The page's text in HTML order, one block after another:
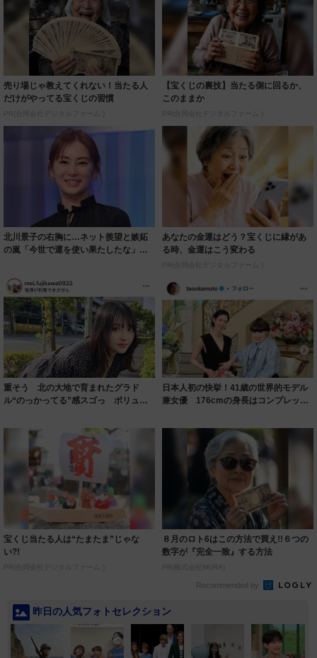
売り場じゃ教えてくれない！当たる人
だけがやってる宝くじの習慣
PR(合同会社デジタルファーム )
【宝くじの裏技】当たる側に回るか、
このままか
PR(合同会社デジタルファーム )
北川景子の右胸に…ネット羨望と嫉妬
の嵐「今世で運を使い果たしたな」
あなたの金運はどう？宝くじに縁があ
る時、金運はこう変わる
PR(合同会社デジタルファーム )
重そう 北の大地で育まれたグラド
ル“のっかってる”感スゴっ ボリュー
日本人初の快挙！41歳の世界的モデル
兼女優 176cmの身長はコンプレック
宝くじ当たる人は“たまたま”じゃな
い?!
PR(合同会社デジタルファーム )
８月のロト6はこの方法で買え!!６つの
数字が『完全一致』する方法
PR(株式会社MURA)
Recommended by
昨日の人気フォトセレクション